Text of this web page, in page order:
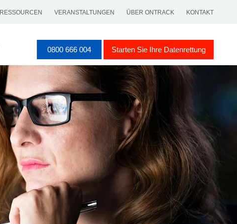
RESSOURCEN VERANSTALTUNGEN ÜBER ONTRACK KONTAKT
0800 666 004 Starten Sie Ihre Datenrettung